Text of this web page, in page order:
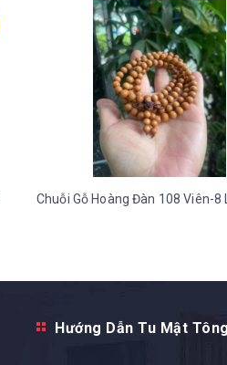
Chuỗi Gỗ Hoàng Đàn 108 Viên-8
Hướng Dẫn Tu Mật